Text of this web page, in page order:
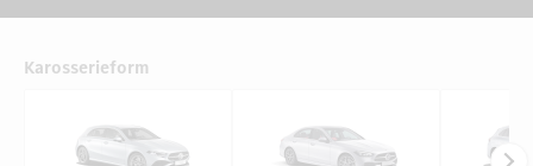
Karosserieform